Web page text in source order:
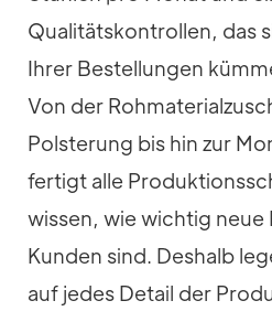
Qualitätskontrollen, das
Ihrer Bestellungen
Von der
Polsterung bis hin zur
fertigt alle
wissen, wie wichtig
Kunden sind. Deshalb
auf jedes Detail der